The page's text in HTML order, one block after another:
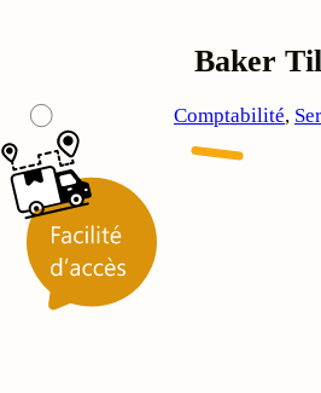
Baker
Comptabilité,